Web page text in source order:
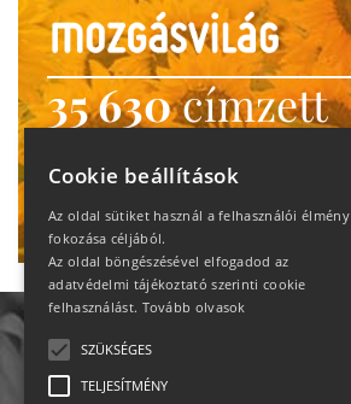
35 630címzett
heti motiváció
Ne maradj le!
Cookie beállítások
Az oldal sütiket használ a felhasználói élmény
fokozása céljából.
Az oldal böngészésével elfogadod az
adatvédelmi tájékoztató szerinti cookie
felhasználást. Tovább olvasok
SZÜKSÉGES
TELJESÍTMÉNY